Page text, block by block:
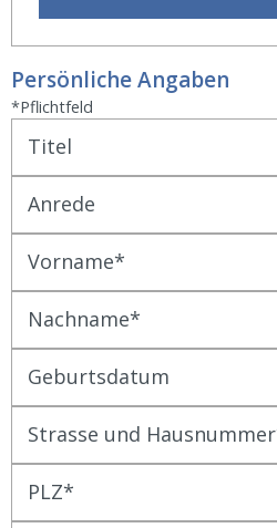
Persönliche Angaben
*Pflichtfeld
Titel
Anrede
Vorname
Nachname
Geburtsdatum
Strasse und Hausnummer
PLZ